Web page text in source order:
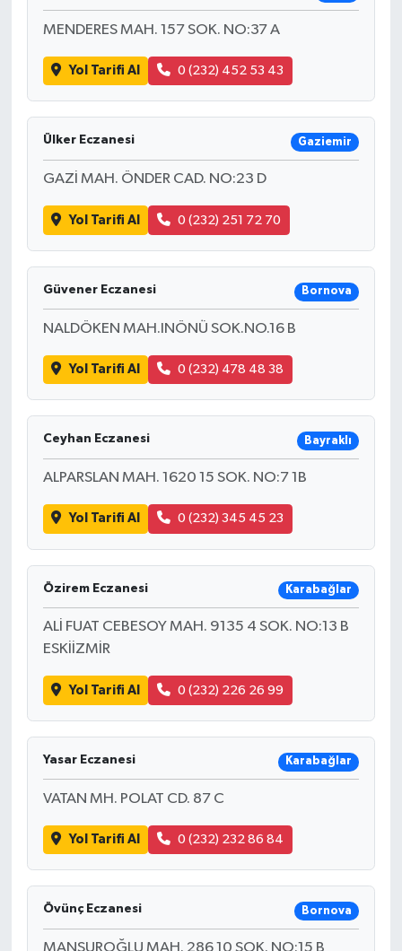
MENDERES MAH. 157 SOK. NO:37 A
Yol Tarifi Al 0 (232) 452 53 43
Ülker Eczanesi Gaziemir
GAZİ MAH. ÖNDER CAD. NO:23 D
Yol Tarifi Al 0 (232) 251 72 70
Güvener Eczanesi Bornova
NALDÖKEN MAH.INÖNÜ SOK.NO.16 B
Yol Tarifi Al 0 (232) 478 48 38
Ceyhan Eczanesi Bayraklı
ALPARSLAN MAH. 1620 15 SOK. NO:7 1B
Yol Tarifi Al 0 (232) 345 45 23
Özirem Eczanesi Karabağlar
ALİ FUAT CEBESOY MAH. 9135 4 SOK. NO:13 B
ESKİİZMİR
Yol Tarifi Al 0 (232) 226 26 99
Yasar Eczanesi Karabağlar
VATAN MH. POLAT CD. 87 C
Yol Tarifi Al 0 (232) 232 86 84
Övünç Eczanesi Bornova